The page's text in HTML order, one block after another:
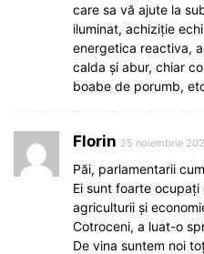
care sa vă ajute la
iluminat, achiziție
energetica reactiva,
calda și abur, chiar
boabe de porumb,
Florin 25 noiembrie
Păi, parlamentarii
Ei sunt foarte
agriculturii și
Cotroceni, a luat-o
De vina suntem noi